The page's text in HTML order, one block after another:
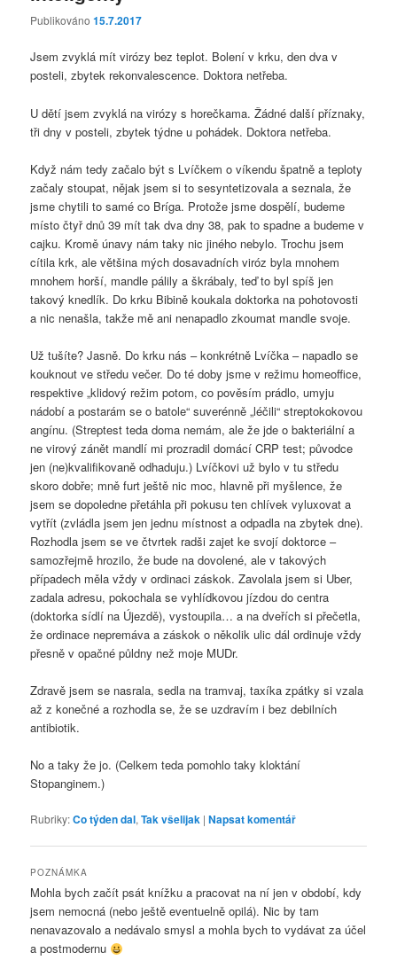
Publikováno15.7.2017
Jsem zvyklá mít virózy bez teplot. Bolení v krku, den dva v
posteli, zbytek rekonvalescence. Doktora netřeba.
U dětí jsem zvyklá na virózy s horečkama. Žádné další příznaky,
tři dny v posteli, zbytek týdne u pohádek. Doktora netřeba.
Když nám tedy začalo být s Lvíčkem o víkendu špatně a teploty
začaly stoupat, nějak jsem si to sesyntetizovala a seznala, že
jsme chytili to samé co Bríga. Protože jsme dospělí, budeme
místo čtyř dnů 39 mít tak dva dny 38, pak to spadne a budeme v
cajku. Kromě únavy nám taky nic jiného nebylo. Trochu jsem
cítila krk, ale většina mých dosavadních viróz byla mnohem
mnohem horší, mandle pálily a škrábaly, teď to byl spíš jen
takový knedlík. Do krku Bibině koukala doktorka na pohotovosti
a nic nenašla, takže mě ani nenapadlo zkoumat mandle svoje.
Už tušíte? Jasně. Do krku nás – konkrétně Lvíčka – napadlo se
kouknout ve středu večer. Do té doby jsme v režimu homeoffice,
respektive „klidový režim potom, co pověsím prádlo, umyju
nádobí a postarám se o batole“ suverénně „léčili“ streptokokovou
angínu. (Streptest teda doma nemám, ale že jde o bakteriální a
ne virový zánět mandlí mi prozradil domácí CRP test; původce
jen (ne)kvalifikovaně odhaduju.) Lvíčkovi už bylo v tu středu
skoro dobře; mně furt ještě nic moc, hlavně při myšlence, že
jsem se dopoledne přetáhla při pokusu ten chlívek vyluxovat a
vytřít (zvládla jsem jen jednu místnost a odpadla na zbytek dne).
Rozhodla jsem se ve čtvrtek radši zajet ke svojí doktorce –
samozřejmě hrozilo, že bude na dovolené, ale v takových
případech měla vždy v ordinaci záskok. Zavolala jsem si Uber,
zadala adresu, pokochala se vyhlídkovou jízdou do centra
(doktorka sídlí na Újezdě), vystoupila… a na dveřích si přečetla,
že ordinace nepremáva a záskok o několik ulic dál ordinuje vždy
přesně v opačné půldny než moje MUDr.
Zdravě jsem se nasrala, sedla na tramvaj, taxíka zpátky si vzala
až z konečné a rozhodla se, že se uzdravím i bez debilních
antibiotik.
No a taky že jo. (Celkem teda pomohlo taky kloktání
Stopanginem.)
Rubriky:Co týden dal,Tak všelijak |Napsat komentář
POZNÁMKA
Mohla bych začít psát knížku a pracovat na ní jen v období, kdy
jsem nemocná (nebo ještě eventuelně opilá). Nic by tam
nenavazovalo a nedávalo smysl a mohla bych to vydávat za účel
a postmodernu